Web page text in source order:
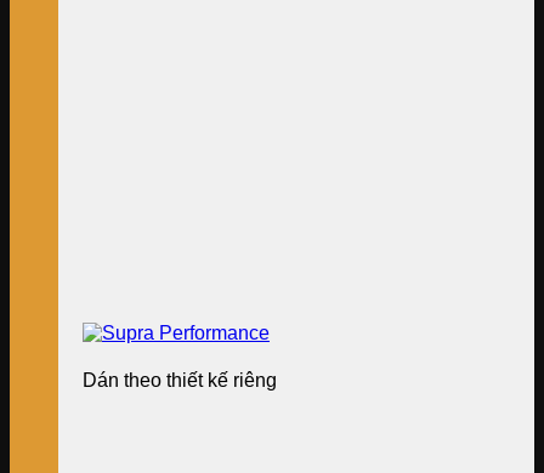
Dán theo thiết kế riêng